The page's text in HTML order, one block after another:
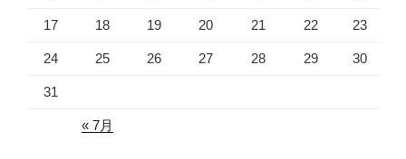
17 18 19 20 21 22 23
24 25 26 27 28 29 30
31
« 7月